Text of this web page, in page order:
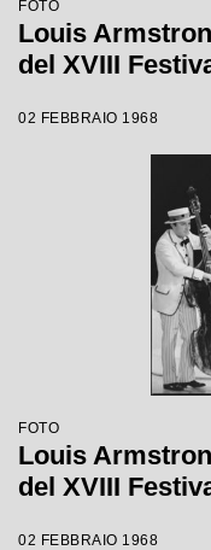
FOTO
Louis
del XVIII
02 FEBBRAIO 1968
FOTO
Louis
del XVIII
02 FEBBRAIO 1968